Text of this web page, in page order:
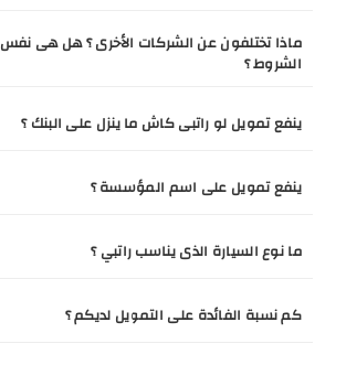
ماذا تختلفون عن الشركات الأخرى ؟ هل هى نفس
الشروط ؟
ينفع تمويل لو راتبى كاش ما ينزل على البنك ؟
ينفع تمويل على اسم المؤسسة ؟
ما نوع السيارة الذى يناسب راتبي ؟
كم نسبة الفائدة على التمويل لديكم ؟